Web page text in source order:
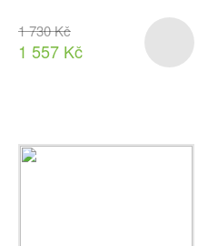
1 730 Kč
1 557 Kč